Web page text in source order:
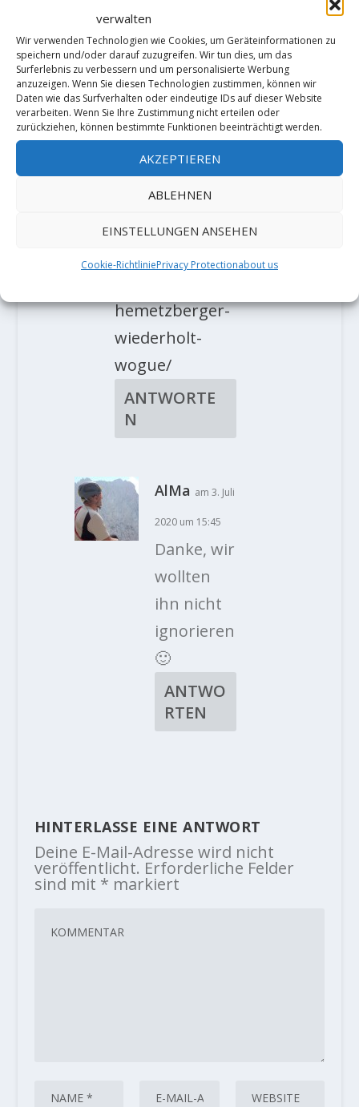
verwalten
Wir verwenden Technologien wie Cookies, um Geräteinformationen zu
speichern und/oder darauf zuzugreifen. Wir tun dies, um das
Surferlebnis zu verbessern und um personalisierte Werbung
anzuzeigen. Wenn Sie diesen Technologien zustimmen, können wir
Daten wie das Surfverhalten oder eindeutige IDs auf dieser Website
verarbeiten. Wenn Sie Ihre Zustimmung nicht erteilen oder
zurückziehen, können bestimmte Funktionen beeinträchtigt werden.
AKZEPTIEREN
ABLEHNEN
EINSTELLUNGEN ANSEHEN
Cookie-RichtliniePrivacy Protectionabout us
2 KOMMENTARE
Kai am 3. Juli 2020 um
11:30
Habt ihr Roland
Hemetzberger
vergessen?
https://www.lac
rux.com/kletter
hemetzberger-
wiederholt-
wogue/
ANTWORTE
N
AlMa am 3. Juli
2020 um 15:45
Danke, wir
wollten
ihn nicht
ignorieren
🙂
ANTWO
RTEN
HINTERLASSE EINE ANTWORT
Deine E-Mail-Adresse wird nicht
veröffentlicht. Erforderliche Felder
sind mit * markiert